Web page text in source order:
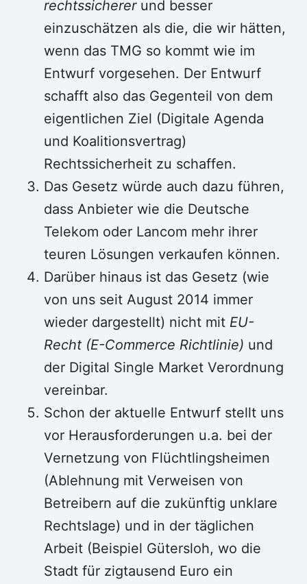
rechtssichererund besser
einzuschätzen als die, die wir hätten,
wenn das TMG so kommt wie im
Entwurf vorgesehen. Der Entwurf
schafft also das Gegenteil von dem
eigentlichen Ziel (Digitale Agenda
und Koalitionsvertrag)
Rechtssicherheit zu schaffen.
Das Gesetz würde auch dazu führen,
dass Anbieter wie die Deutsche
Telekom oder Lancom mehr ihrer
teuren Lösungen verkaufen können.
Darüber hinaus ist das Gesetz (wie
von uns seit August 2014 immer
wieder dargestellt) nicht mit EU-
Recht (E-Commerce Richtlinie) und
der Digital Single Market Verordnung
vereinbar.
Schon der aktuelle Entwurf stellt uns
vor Herausforderungen u.a. bei der
Vernetzung von Flüchtlingsheimen
(Ablehnung mit Verweisen von
Betreibern auf die zukünftig unklare
Rechtslage) und in der täglichen
Arbeit (Beispiel Gütersloh, wo die
Stadt für zigtausend Euro ein